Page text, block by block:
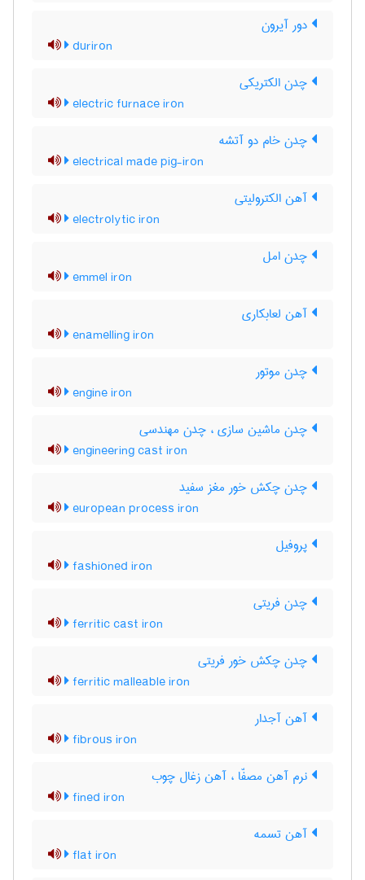
دور آیرون
duriron
چدن الکتریکی
electric furnace iron
چدن خام دو آتشه
electrical made pig-iron
آهن الکترولیتی
electrolytic iron
چدن امل
emmel iron
آهن لعابکاری
enamelling iron
چدن موتور
engine iron
چدن ماشین سازی ، چدن مهندسی
engineering cast iron
چدن چکش خور مغز سفید
european process iron
پروفیل
fashioned iron
چدن فریتی
ferritic cast iron
چدن چکش خور فریتی
ferritic malleable iron
آهن آجدار
fibrous iron
نرم آهن مصفّا ، آهن زغال چوب
fined iron
آهن تسمه
flat iron